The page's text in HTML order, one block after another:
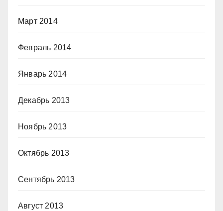
Март 2014
Февраль 2014
Январь 2014
Декабрь 2013
Ноябрь 2013
Октябрь 2013
Сентябрь 2013
Август 2013